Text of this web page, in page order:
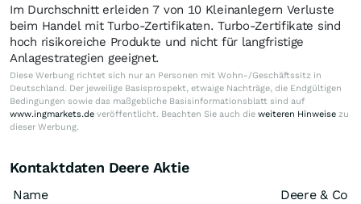
Im Durchschnitt erleiden 7 von 10 Kleinanlegern Verluste
beim Handel mit Turbo-Zertifikaten. Turbo-Zertifikate sind
hoch risikoreiche Produkte und nicht für langfristige
Anlagestrategien geeignet.
Diese Werbung richtet sich nur an Personen mit Wohn-/Geschäftssitz in
Deutschland. Der jeweilige Basisprospekt, etwaige Nachträge, die Endgültigen
Bedingungen sowie das maßgebliche Basisinformationsblatt sind auf
www.ingmarkets.de veröffentlicht. Beachten Sie auch die weiteren Hinweise zu
dieser Werbung.
Kontaktdaten Deere Aktie
Name
Deere & Co